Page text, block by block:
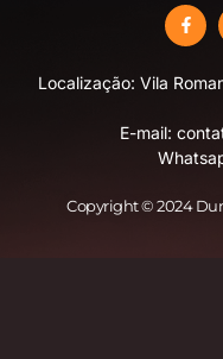
Localização: Vila
E-mail:
Copyright © 2024